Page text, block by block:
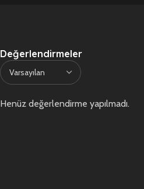
Değerlendirmeler
Henüz değerlendirme yapılmadı.